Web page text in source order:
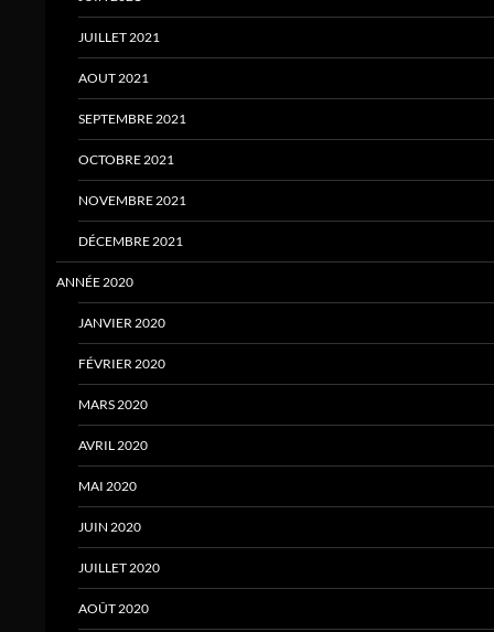
JUILLET 2021
AOUT 2021
SEPTEMBRE 2021
OCTOBRE 2021
NOVEMBRE 2021
DÉCEMBRE 2021
ANNÉE 2020
JANVIER 2020
FÉVRIER 2020
MARS 2020
AVRIL 2020
MAI 2020
JUIN 2020
JUILLET 2020
AOÛT 2020